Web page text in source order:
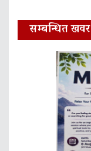
सम्बन्धित खवर